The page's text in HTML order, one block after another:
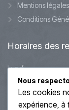
Mentions légales
Conditions
Horaires des
Lundi
Mardi
Mercredi
Nous
Les cookies
expérience, à